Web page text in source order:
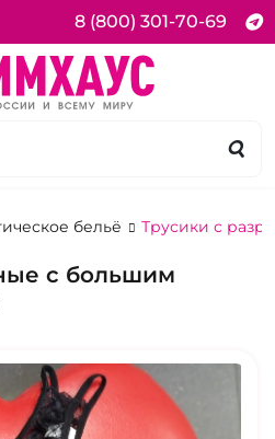
8 (800) 301-70-69
бельё Трусики с
с большим